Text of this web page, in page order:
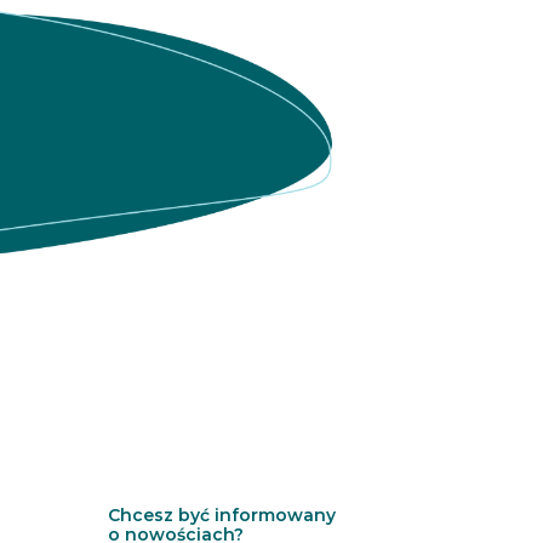
e
r
Chcesz być informowany
o nowościach?